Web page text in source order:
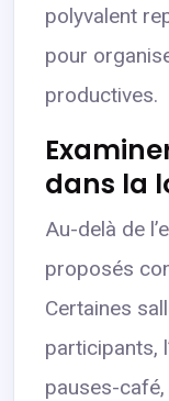
polyvalent
pour
productives.
dans la
Au-delà de
proposés
Certaines
participants,
pauses-